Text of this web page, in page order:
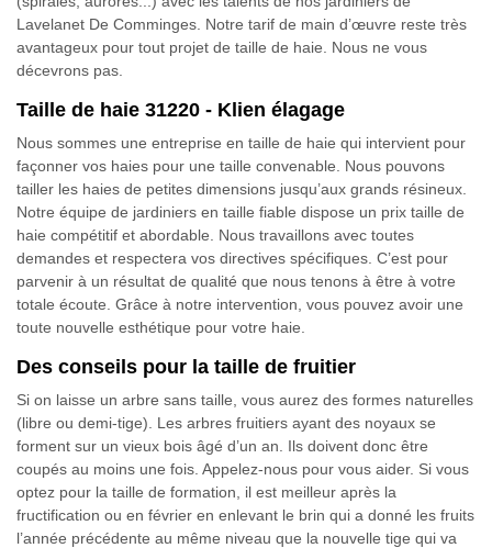
Lavelanet De Comminges. Notre tarif de main d’œuvre reste très
avantageux pour tout projet de taille de haie. Nous ne vous
décevrons pas.
Taille de haie 31220 - Klien élagage
Nous sommes une entreprise en taille de haie qui intervient pour
façonner vos haies pour une taille convenable. Nous pouvons
tailler les haies de petites dimensions jusqu’aux grands résineux.
Notre équipe de jardiniers en taille fiable dispose un prix taille de
haie compétitif et abordable. Nous travaillons avec toutes
demandes et respectera vos directives spécifiques. C’est pour
parvenir à un résultat de qualité que nous tenons à être à votre
totale écoute. Grâce à notre intervention, vous pouvez avoir une
toute nouvelle esthétique pour votre haie.
Des conseils pour la taille de fruitier
Si on laisse un arbre sans taille, vous aurez des formes naturelles
(libre ou demi-tige). Les arbres fruitiers ayant des noyaux se
forment sur un vieux bois âgé d’un an. Ils doivent donc être
coupés au moins une fois. Appelez-nous pour vous aider. Si vous
optez pour la taille de formation, il est meilleur après la
fructification ou en février en enlevant le brin qui a donné les fruits
l’année précédente au même niveau que la nouvelle tige qui va